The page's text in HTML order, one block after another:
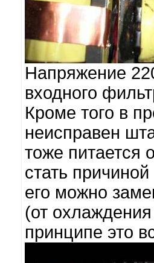
Напряжение
входного
Кроме того в
неисправен
тоже питается
стать
его можно
(от
принципе это